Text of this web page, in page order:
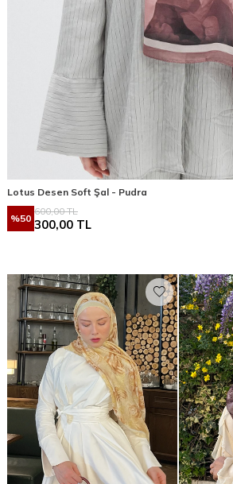
Lotus Desen Soft Şal - Pudra
%50
600,00TL
300,00 TL